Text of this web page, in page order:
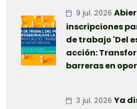
9 jul. 2026
inscripciones
de trabajo 'Del
acción:
barreras en
3 jul. 2026 Ya